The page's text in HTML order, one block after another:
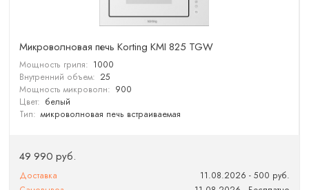
Микроволновая печь Korting KMI 825 TGW
Мощность гриля: 1000
Внутренний объем: 25
Мощность микроволн: 900
Цвет: белый
Тип: микроволновая печь встраиваемая
49 990 руб.
Доставка
11.08.2026 - 500 руб.